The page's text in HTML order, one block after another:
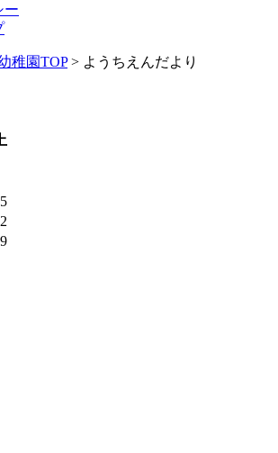
ー
稚園TOP> ようちえんだより